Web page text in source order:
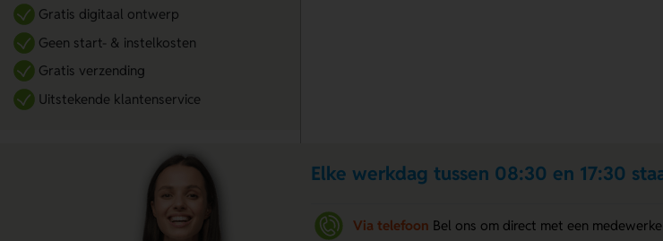
Gratis digitaal ontwerp
Geen start- & instelkosten
Gratis verzending
Uitstekende klantenservice
Elke werkdag tussen 08:30 en 17:30
Via telefoon Bel ons om direct met een